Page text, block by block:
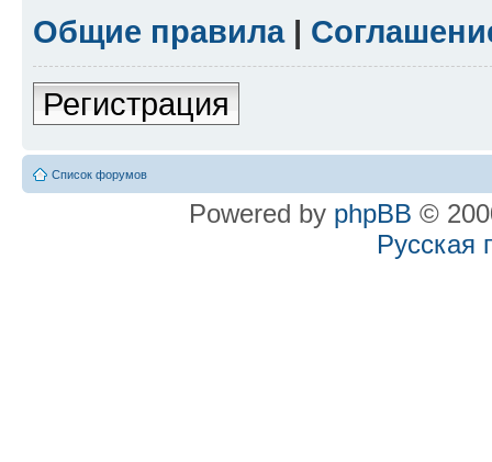
Общие правила|
Регистрация
Список форумов
Powered by phpBB ©
Русская